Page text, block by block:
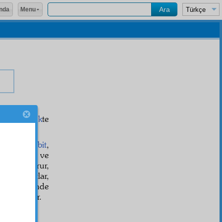
ı müşterekte
birer zâbit,
ve
boğuşturur,
tokatlar,
mesleğinde
Menu